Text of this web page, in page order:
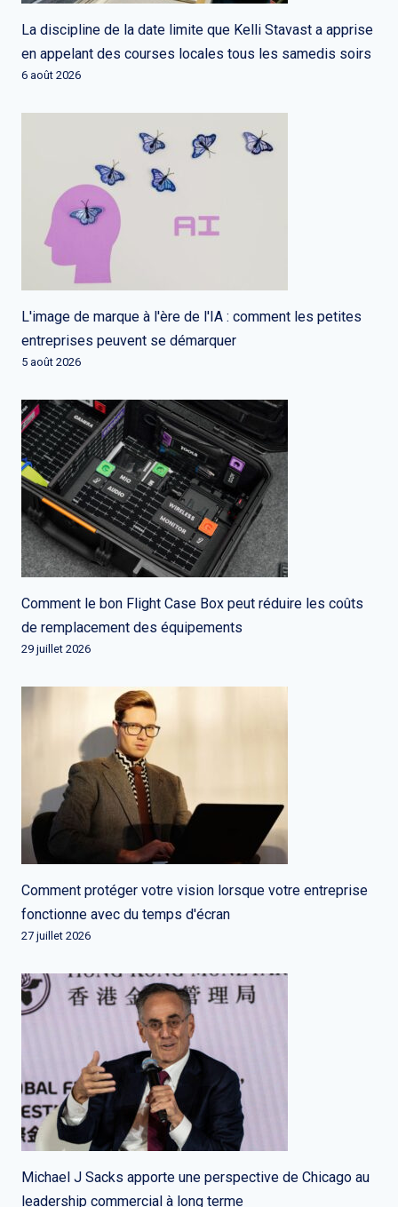
La discipline de la date limite que Kelli Stavast a apprise
en appelant des courses locales tous les samedis soirs
6 août 2026
L'image de marque à l'ère de l'IA : comment les petites
entreprises peuvent se démarquer
5 août 2026
Comment le bon Flight Case Box peut réduire les coûts
de remplacement des équipements
29 juillet 2026
Comment protéger votre vision lorsque votre entreprise
fonctionne avec du temps d'écran
27 juillet 2026
Michael J Sacks apporte une perspective de Chicago au
leadership commercial à long terme